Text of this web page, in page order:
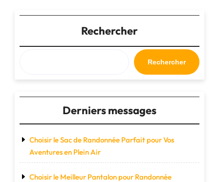
Le
Sac
de
Voyage
pour
Homme
Rechercher
Rechercher
Derniers messages
Choisir le Sac de Randonnée Parfait pour Vos
Aventures en Plein Air
Choisir le Meilleur Pantalon pour Randonnée